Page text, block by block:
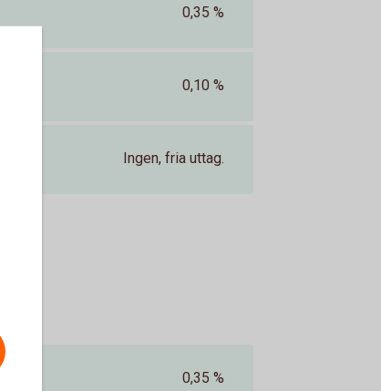
0,35 %
0,10 %
Ingen, fria uttag.
0,35 %